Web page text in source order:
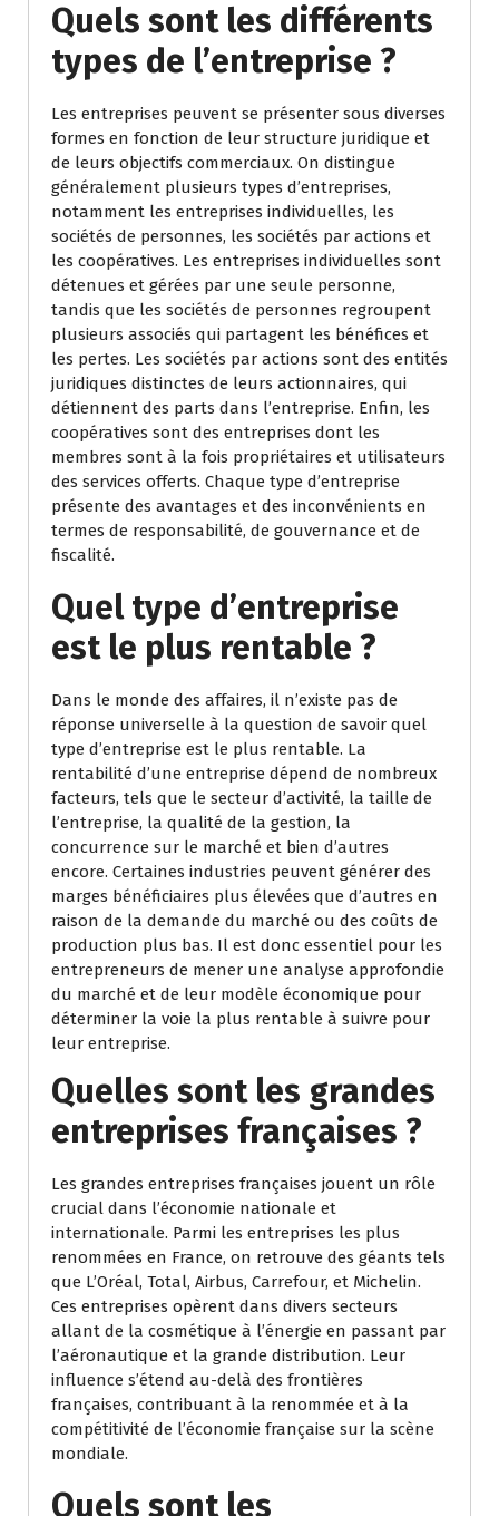
Quels sont les différents
types de l’entreprise ?
Les entreprises peuvent se présenter sous diverses
formes en fonction de leur structure juridique et
de leurs objectifs commerciaux. On distingue
généralement plusieurs types d’entreprises,
notamment les entreprises individuelles, les
sociétés de personnes, les sociétés par actions et
les coopératives. Les entreprises individuelles sont
détenues et gérées par une seule personne,
tandis que les sociétés de personnes regroupent
plusieurs associés qui partagent les bénéfices et
les pertes. Les sociétés par actions sont des entités
juridiques distinctes de leurs actionnaires, qui
détiennent des parts dans l’entreprise. Enfin, les
coopératives sont des entreprises dont les
membres sont à la fois propriétaires et utilisateurs
des services offerts. Chaque type d’entreprise
présente des avantages et des inconvénients en
termes de responsabilité, de gouvernance et de
fiscalité.
Quel type d’entreprise
est le plus rentable ?
Dans le monde des affaires, il n’existe pas de
réponse universelle à la question de savoir quel
type d’entreprise est le plus rentable. La
rentabilité d’une entreprise dépend de nombreux
facteurs, tels que le secteur d’activité, la taille de
l’entreprise, la qualité de la gestion, la
concurrence sur le marché et bien d’autres
encore. Certaines industries peuvent générer des
marges bénéficiaires plus élevées que d’autres en
raison de la demande du marché ou des coûts de
production plus bas. Il est donc essentiel pour les
entrepreneurs de mener une analyse approfondie
du marché et de leur modèle économique pour
déterminer la voie la plus rentable à suivre pour
leur entreprise.
Quelles sont les grandes
entreprises françaises ?
Les grandes entreprises françaises jouent un rôle
crucial dans l’économie nationale et
internationale. Parmi les entreprises les plus
renommées en France, on retrouve des géants tels
que L’Oréal, Total, Airbus, Carrefour, et Michelin.
Ces entreprises opèrent dans divers secteurs
allant de la cosmétique à l’énergie en passant par
l’aéronautique et la grande distribution. Leur
influence s’étend au-delà des frontières
françaises, contribuant à la renommée et à la
compétitivité de l’économie française sur la scène
mondiale.
Quels sont les